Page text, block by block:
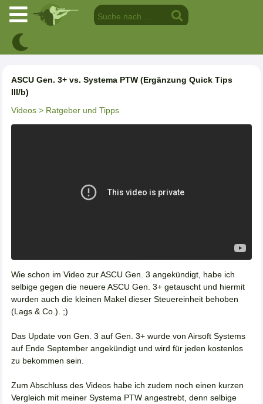
ASCU Gen. 3+ vs. Systema PTW (Ergänzung Quick Tips
III/b)
Videos > Ratgeber und Tipps
Wie schon im Video zur ASCU Gen. 3 angekündigt, habe ich
selbige gegen die neuere ASCU Gen. 3+ getauscht und hiermit
wurden auch die kleinen Makel dieser Steuereinheit behoben
(Lags & Co.). ;)
Das Update von Gen. 3 auf Gen. 3+ wurde von Airsoft Systems
auf Ende September angekündigt und wird für jeden kostenlos
zu bekommen sein.
Zum Abschluss des Videos habe ich zudem noch einen kurzen
Vergleich mit meiner Systema PTW angestrebt, denn selbige